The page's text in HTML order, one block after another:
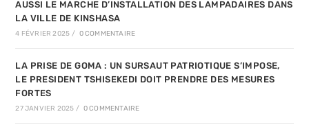
AUSSI LE MARCHE D’INSTALLATION DES LAMPADAIRES DANS
LA VILLE DE KINSHASA
4 FÉVRIER 2025 / 0 COMMENTAIRE
LA PRISE DE GOMA : UN SURSAUT PATRIOTIQUE S’IMPOSE,
LE PRESIDENT TSHISEKEDI DOIT PRENDRE DES MESURES
FORTES
27 JANVIER 2025 / 0 COMMENTAIRE